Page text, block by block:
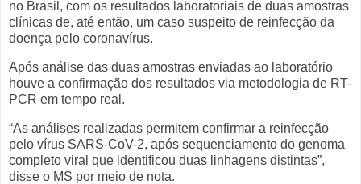
no Brasil, com os resultados laboratoriais de duas amostras
clínicas de, até então, um caso suspeito de reinfecção da
doença pelo coronavírus.
Após análise das duas amostras enviadas ao laboratório
houve a confirmação dos resultados via metodologia de RT-
PCR em tempo real.
“As análises realizadas permitem confirmar a reinfecção
pelo vírus SARS-CoV-2, após sequenciamento do genoma
completo viral que identificou duas linhagens distintas”,
disse o MS por meio de nota.